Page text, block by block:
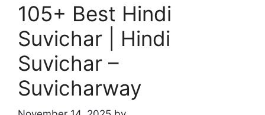
105+ Best Hindi
Suvichar | Hindi
Suvichar –
Suvicharway